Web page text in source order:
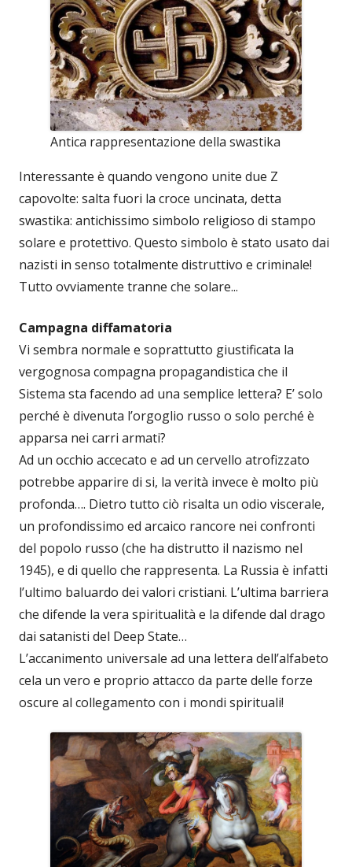
Antica rappresentazione della swastika
Interessante è quando vengono unite due Z
capovolte: salta fuori la croce uncinata, detta
swastika: antichissimo simbolo religioso di stampo
solare e protettivo. Questo simbolo è stato usato dai
nazisti in senso totalmente distruttivo e criminale!
Tutto ovviamente tranne che solare...
Campagna diffamatoria
Vi sembra normale e soprattutto giustificata la
vergognosa compagna propagandistica che il
Sistema sta facendo ad una semplice lettera? E’ solo
perché è divenuta l’orgoglio russo o solo perché è
apparsa nei carri armati?
Ad un occhio accecato e ad un cervello atrofizzato
potrebbe apparire di si, la verità invece è molto più
profonda…. Dietro tutto ciò risalta un odio viscerale,
un profondissimo ed arcaico rancore nei confronti
del popolo russo (che ha distrutto il nazismo nel
1945), e di quello che rappresenta. La Russia è infatti
l’ultimo baluardo dei valori cristiani. L’ultima barriera
che difende la vera spiritualità e la difende dal drago
dai satanisti del Deep State…
L’accanimento universale ad una lettera dell’alfabeto
cela un vero e proprio attacco da parte delle forze
oscure al collegamento con i mondi spirituali!